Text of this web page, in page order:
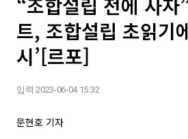
“조합설립 전에 사자
트, 조합설립 초읽기
시’[르포]
입력 2023-06-04 15:32
문현호 기자